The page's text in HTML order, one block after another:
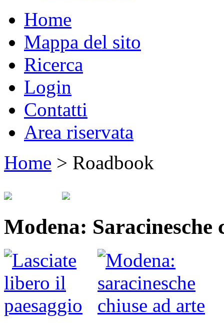
Home
Mappa del sito
Ricerca
Login
Contatti
Area riservata
Home > Roadbook
Modena: Saracinesche